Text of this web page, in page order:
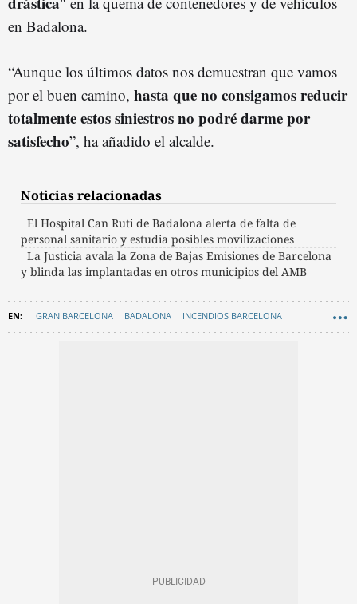
en Badalona.
“Aunque los últimos datos nos demuestran que vamos
por el buen camino, hasta que no consigamos reducir
totalmente estos siniestros no podré darme por
satisfecho”, ha añadido el alcalde.
Noticias relacionadas
El Hospital Can Ruti de Badalona alerta de falta de
personal sanitario y estudia posibles movilizaciones
La Justicia avala la Zona de Bajas Emisiones de Barcelona
y blinda las implantadas en otros municipios del AMB
GRAN BARCELONA BADALONA INCENDIOS BARCELONA